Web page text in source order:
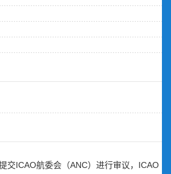
交ICAO航委会（ANC）进行审议，ICAO